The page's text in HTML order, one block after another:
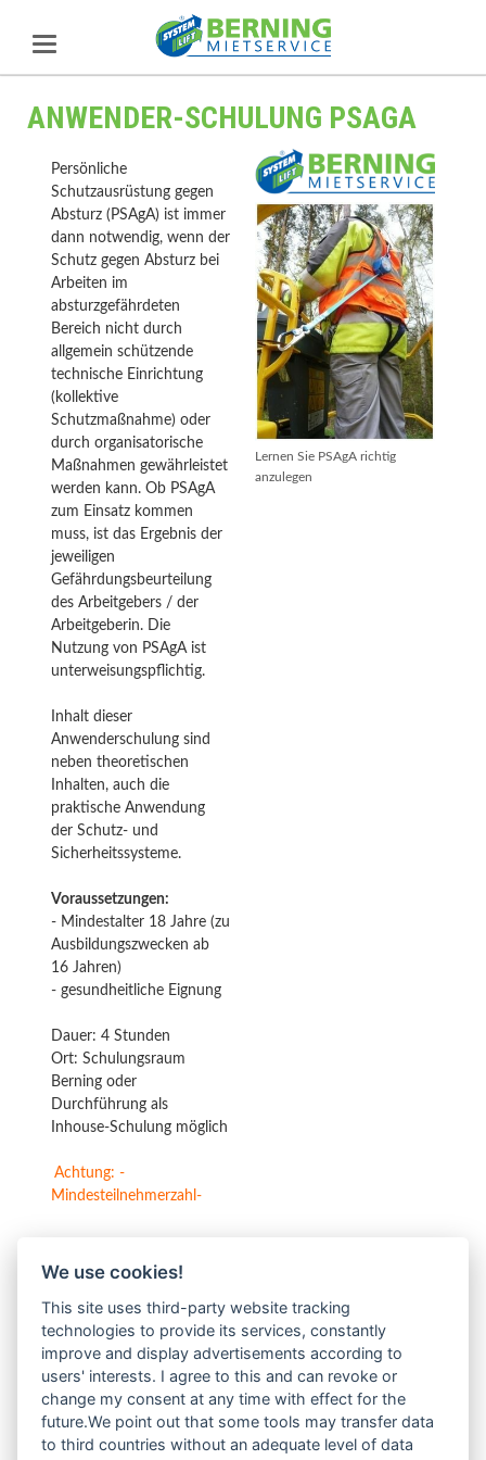
ANWENDER-SCHULUNG PSAGA
Persönliche
Schutzausrüstung gegen
Absturz (PSAgA) ist immer
dann notwendig, wenn der
Schutz gegen Absturz bei
Arbeiten im
absturzgefährdeten
Bereich nicht durch
allgemein schützende
technische Einrichtung
(kollektive
Schutzmaßnahme) oder
durch organisatorische
Maßnahmen gewährleistet
werden kann. Ob PSAgA
zum Einsatz kommen
muss, ist das Ergebnis der
jeweiligen
Gefährdungsbeurteilung
des Arbeitgebers / der
Arbeitgeberin. Die
Nutzung von PSAgA ist
unterweisungspflichtig.
Inhalt dieser
Anwenderschulung sind
neben theoretischen
Inhalten, auch die
praktische Anwendung
der Schutz- und
Sicherheitssysteme.
Voraussetzungen:
- Mindestalter 18 Jahre (zu
Ausbildungszwecken ab
16 Jahren)
- gesundheitliche Eignung
Dauer: 4 Stunden
Ort: Schulungsraum
Berning oder
Durchführung als
Inhouse-Schulung möglich
Achtung: -
Mindesteilnehmerzahl-
Lernen Sie PSAgA richtig
anzulegen
Wenn Sie Interesse an der Teilnahme an unserer
Anwenderschulung für PSAgA haben, nutzen Sie den
nachfolgenden Button und registrieren sich als
Interessent.
REGISTRIERUNG
We use cookies!
This site uses third-party website tracking
technologies to provide its services, constantly
improve and display advertisements according to
users' interests. I agree to this and can revoke or
change my consent at any time with effect for the
future.We point out that some tools may transfer data
to third countries without an adequate level of data